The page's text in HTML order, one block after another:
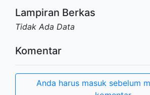
Lampiran Berkas
Tidak Ada Data
Komentar
Anda harus masuk sebelum